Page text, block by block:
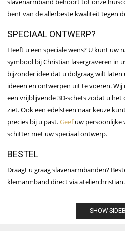
slavenarmband behoort tot onze
bent van de allerbeste kwaliteit tegen
SPECIAAL ONTWERP?
Heeft u een speciale wens? U kunt uw
symbool bij Christian lasergraveren in
bijzonder idee dat u dolgraag wilt laten
ideeën en ontwerpen uit te voeren.
een vrijblijvende 3D-schets zodat u
ziet. Ook een edelsteen naar keuze
precies bij u past.Geefuw persoonlijke
schitter met uw speciaal ontwerp.
BESTEL
Draagt u graag slavenarmbanden?
klemarmband direct via
SHOW